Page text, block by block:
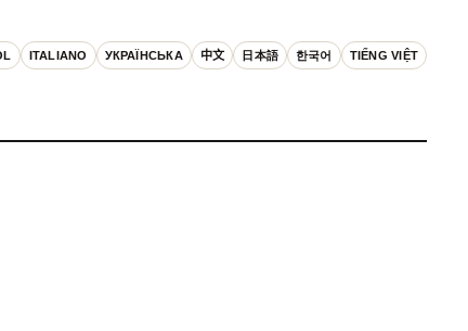
ITALIANO УКРАЇНСЬКА 中文 日本語 한국어 TIẾNG VIỆT